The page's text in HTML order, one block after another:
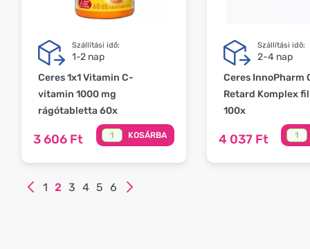
Szállítási idő:
1-2 nap
Ceres 1x1 Vitamin C-
vitamin 1000 mg
rágótabletta 60x
3 606 Ft KOSÁRBA
Szállítási idő:
2-4 nap
Ceres InnoPharm
Retard Komplex
100x
4 037 Ft
1 2 3 4 5 6